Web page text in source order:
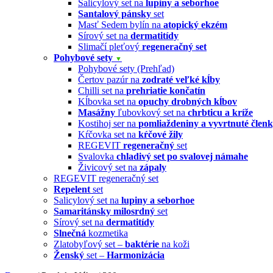
Salicylový set na lupiny a seborhoe
Santalový pánsky set
Masť Sedem bylín na atopický ekzém
Sírový set na dermatitídy
Slimačí pleťový regeneračný set
Pohybové sety ▼
Pohybové sety (Prehľad)
Čertov pazúr na zodraté veľké kĺby
Chilli set na prehriatie končatín
Kĺbovka set na opuchy drobných kĺbov
Masážny ľubovkový set na chrbticu a kríže
Kostihoj ser na pomliaždeniny a vyvrtnuté
Kŕčovka set na kŕčové žily
REGEVIT regeneračný set
Svalovka chladivý set po svalovej námahe
Živicový set na zápaly
REGEVIT regeneračný set
Repelent set
Salicylový set na lupiny a seborhoe
Samaritánsky milosrdný set
Sírový set na dermatitídy
Slnečná kozmetika
Zlatobyľový set – baktérie na koži
Ženský set – Harmonizácia